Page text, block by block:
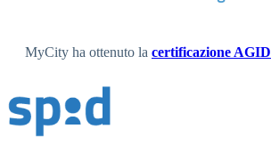
MyCity ha ottenuto la certificazione AGID